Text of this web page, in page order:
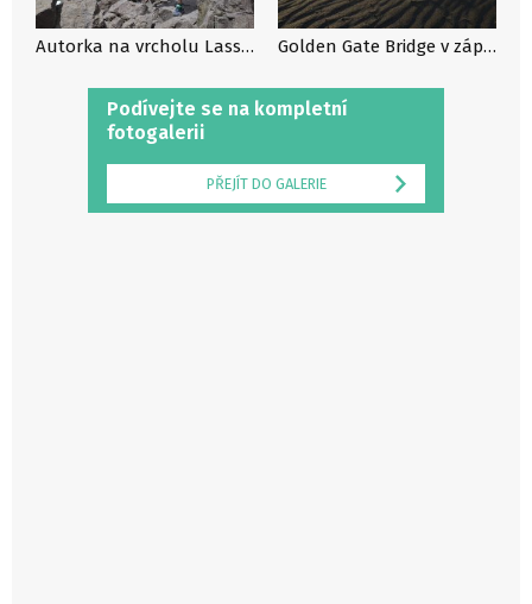
Podívejte se na kompletní
fotogalerii
PŘEJÍT DO GALERIE
Autorka na vrcholu Lassen Peak (3189 m) v národním parku Lassen Volcanic NP, Kalifornie, USA. Golden Gate Bridge v západu slunce, Kalifornie, USA.